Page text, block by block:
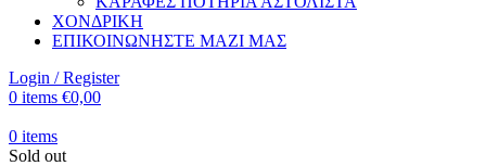
ΧΟΝΔΡΙΚΗ
ΕΠΙΚΟΙΝΩΝΗΣΤΕ ΜΑΖΙ ΜΑΣ
Login / Register
0 items €0,00
0 items
Sold out